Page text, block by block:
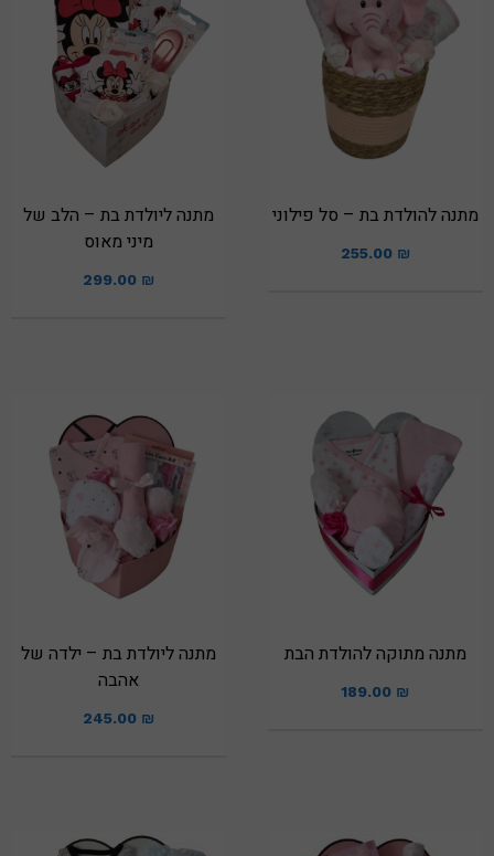
מתנה להולדת בת – סל פילוני
255.00 ₪
מתנה ליולדת בת – הלב של
מיני מאוס
299.00 ₪
מתנה מתוקה להולדת הבת
189.00 ₪
מתנה ליולדת בת – ילדה של
אהבה
245.00 ₪